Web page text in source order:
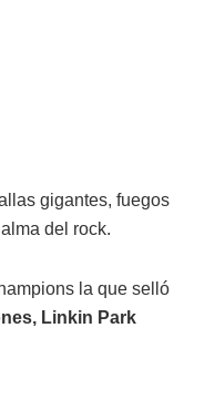
gigantes, fuegos
del rock.
la que selló
Linkin Park